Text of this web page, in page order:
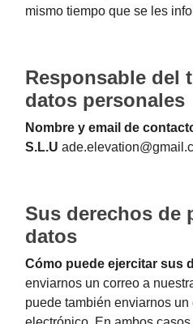
mismo tiempo que se les
Responsable del
datos personales
Nombre y email de
S.L.U
Sus derechos de
datos
Cómo puede ejercitar sus
enviarnos un correo a
puede también enviarnos